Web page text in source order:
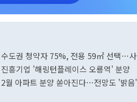
도권 청약자 75%, 전용 59㎡ 선택…
흥기업 '해링턴플레이스 오룡역' 분양
월 아파트 분양 쏟아진다…전망도 '밝음'